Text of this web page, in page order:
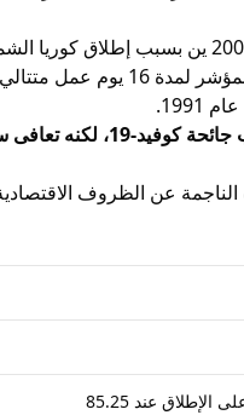
وفي عام 2017، تحرك مؤشر نيكاي 225 ذهابًا
وفي عشرينيات القرن الحادي
المرونة، مع التقلبات الناجمة عن